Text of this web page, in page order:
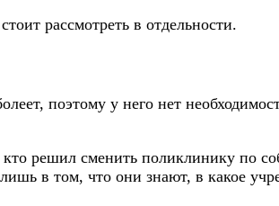
рассмотреть в отдельности.
поэтому у него нет
решил сменить поликлинику по
в том, что они знают, в какое